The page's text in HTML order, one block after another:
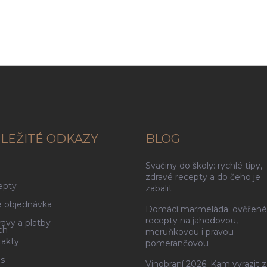
ODKAZY
objednávka
a platby
BLOG
Svačiny do školy: rychlé tipy,
zdravé recepty a do čeho je
zabalit
Domácí marmeláda: ověřené
recepty na jahodovou,
meruňkovou i pravou
pomerančovou
Vinobraní 2026: Kam vyrazit